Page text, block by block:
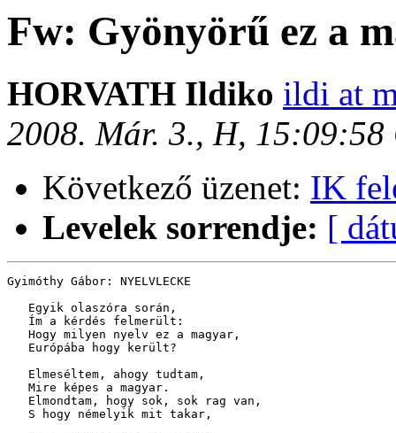
Fw: Gyönyörű ez a
HORVATH Ildiko ildi at
2008. Már. 3., H, 15:09:58
Következő üzenet: IK
Levelek sorrendje: [
Gyimóthy Gábor: NYELVLECKE
Egyik olaszóra során,
Ím a kérdés felmerült:
Hogy milyen nyelv ez a magyar,
Európába hogy került?
Elmeséltem, ahogy tudtam,
Mire képes a magyar.
Elmondtam, hogy sok, sok rag van,
S hogy némelyik mit takar,